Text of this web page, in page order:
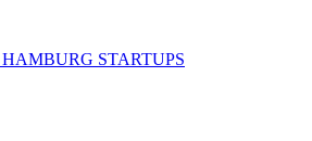
STARTUPS